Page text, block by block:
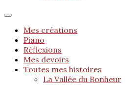
Mes créations
Piano
Réflexions
Mes devoirs
Toutes mes histoires
La Vallée du Bonheur